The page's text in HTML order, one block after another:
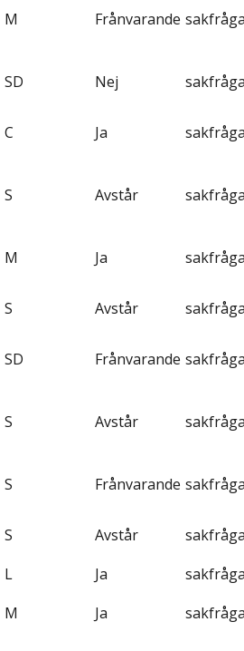
M Frånvarande
SD Nej
C Ja
S Avstår
M Ja
S Avstår
SD Frånvarande
S Avstår
S Frånvarande
S Avstår
L Ja
M Ja